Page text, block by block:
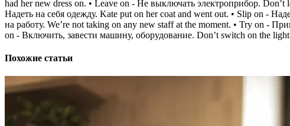
had her new dress on. • Leave on - Не выключать электроприбор.
Надеть на себя одежду. Kate put on her coat and went out. • Slip on -
на работу. We’re not taking on any new staff at the moment. • Try on -
on - Включить, завести машину, оборудование. Don’t switch on the
Похожие статьи